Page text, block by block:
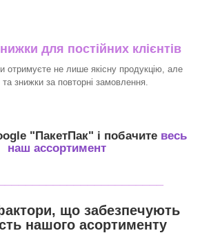
для постійних клієнтів
отримуєте не лише якісну продукцію, але
знижки за повторні замовлення.
"ПакетПак" і побачите весь
наш ассортимент
що забезпечують
нашого асортименту